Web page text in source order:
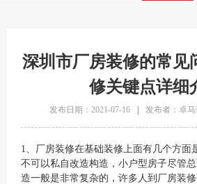
深圳市厂房装修的常见
修关键点详细
发布日期：2021-07-16 发布者：卓
1、厂房装修在基础装修上面有几个方面
不可以私自改造构造，小户型房子尽管
造一般是非常复杂的，许多人到厂房装修